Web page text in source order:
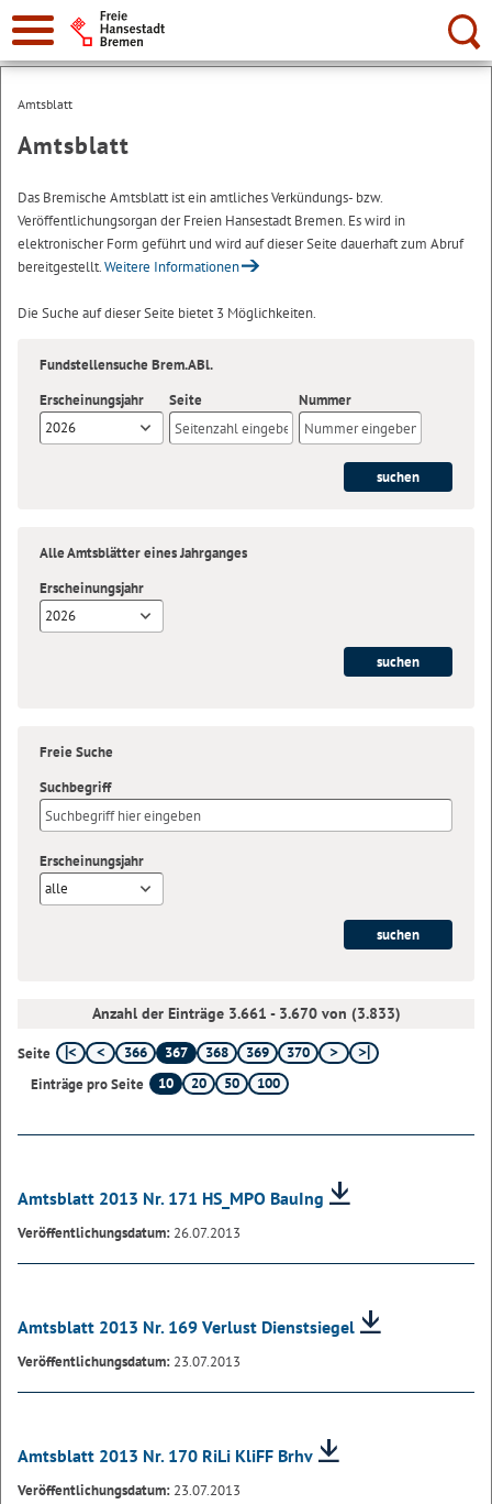
Suche:
Amtsblatt
Amtsblatt
Das Bremische Amtsblatt ist ein amtliches Verkündungs- bzw.
Veröffentlichungsorgan der Freien Hansestadt Bremen. Es wird in
elektronischer Form geführt und wird auf dieser Seite dauerhaft zum Abruf
bereitgestellt.Weitere Informationen
Die Suche auf dieser Seite bietet 3 Möglichkeiten.
Fundstellensuche Brem.ABl.
Erscheinungsjahr
2026
Seite Nummer
Alle Amtsblätter eines Jahrganges
Erscheinungsjahr
2026
Freie Suche
Suchbegriff
Erscheinungsjahr
alle
Anzahl der Einträge 3.661 - 3.670 von (3.833)
Seite 366 367 368 369
370
Einträge pro Seite
10 20 50 100
Amtsblatt 2013 Nr. 171 HS_MPO BauIng
Veröffentlichungsdatum: 26.07.2013
Amtsblatt 2013 Nr. 169 Verlust Dienstsiegel
Veröffentlichungsdatum: 23.07.2013
Amtsblatt 2013 Nr. 170 RiLi KliFF Brhv
Veröffentlichungsdatum: 23.07.2013